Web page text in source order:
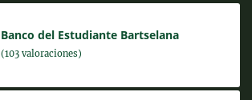
Banco del Estudiante Bartselana
(103 valoraciones)